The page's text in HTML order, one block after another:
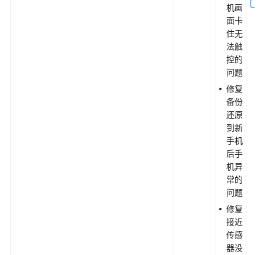
机画
面卡
住无
法触
控的
问题
修复
备份
还原
到新
手机
后手
机异
常的
问题
修复
接近
传感
器没